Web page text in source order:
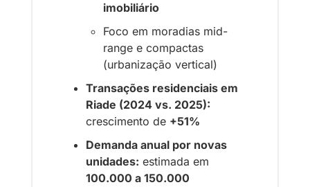
imobiliário
Foco em moradias mid-
range e compactas
(urbanização vertical)
Transações residenciais em
Riade (2024 vs. 2025):
crescimento de +51%
Demanda anual por novas
unidades:
100.000 a 150.000